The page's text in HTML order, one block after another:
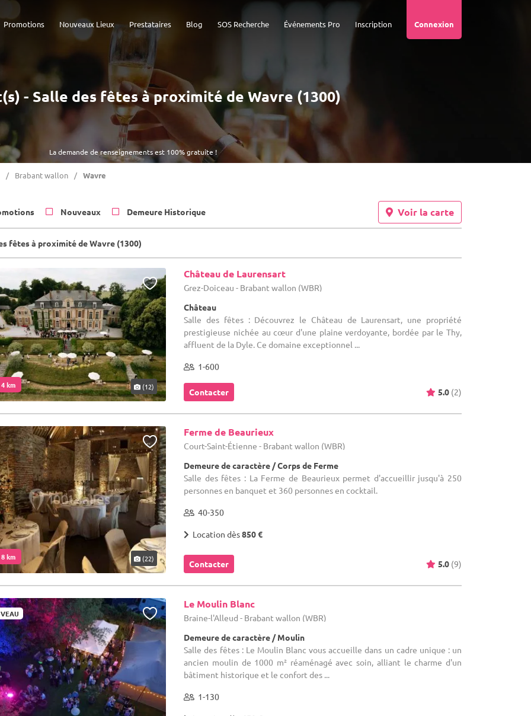
Connexion
Inscription
Événements Pro
SOS Recherche
Blog
Prestataires
Nouveaux Lieux
Promotions
La demande de renseignements est 100% gratuite !
- Salle des fêtes à proximité de Wavre (1300)
Brabant wallon Wavre
Nouveaux Demeure Historique Voir la carte
fêtes à proximité de Wavre (1300)
km (12)
Château de Laurensart
Grez-Doiceau - Brabant wallon (WBR)
Château
Salle des fêtes : Découvrez le Château de Laurensart, une propriété
prestigieuse nichée au cœur d'une plaine verdoyante, bordée par le Thy,
affluent de la Dyle. Ce domaine exceptionnel ...
1-600
Contacter 5.0 (2)
km (22)
Ferme de Beaurieux
Court-Saint-Étienne - Brabant wallon (WBR)
Demeure de caractère / Corps de Ferme
Salle des fêtes : La Ferme de Beaurieux permet d'accueillir jusqu'à 250
personnes en banquet et 360 personnes en cocktail.
40-350
Location dès850 €
Contacter 5.0 (9)
Le Moulin Blanc
Braine-l'Alleud - Brabant wallon (WBR)
Demeure de caractère / Moulin
Salle des fêtes : Le Moulin Blanc vous accueille dans un cadre unique : un
ancien moulin de 1000 m² réaménagé avec soin, alliant le charme d'un
bâtiment historique et le confort des ...
1-130